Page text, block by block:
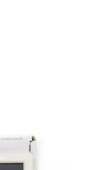
прекидач